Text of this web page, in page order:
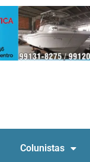
Colunistas